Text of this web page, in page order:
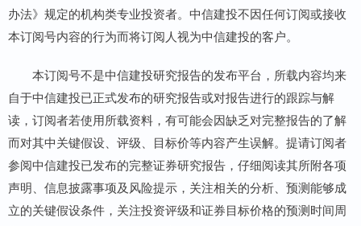
办法》规定的机构类专业投资者。中信建投不因任何订阅或接收
本订阅号内容的行为而将订阅人视为中信建投的客户。
本订阅号不是中信建投研究报告的发布平台，所载内容均来
自于中信建投已正式发布的研究报告或对报告进行的跟踪与解
读，订阅者若使用所载资料，有可能会因缺乏对完整报告的了解
而对其中关键假设、评级、目标价等内容产生误解。提请订阅者
参阅中信建投已发布的完整证券研究报告，仔细阅读其所附各项
声明、信息披露事项及风险提示，关注相关的分析、预测能够成
立的关键假设条件，关注投资评级和证券目标价格的预测时间周